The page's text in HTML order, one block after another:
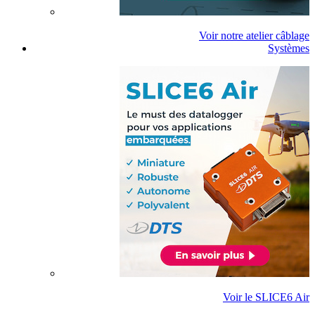
Voir notre atelier câblage
Systèmes
Voir le SLICE6 Air